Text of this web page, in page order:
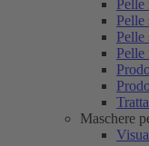
Pelle
Pelle
Pelle
Pelle
Maschere